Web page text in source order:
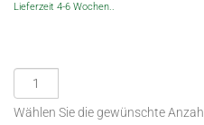
Lieferzeit 4-6 Wochen..
Wählen Sie die gewünschte Anzahl